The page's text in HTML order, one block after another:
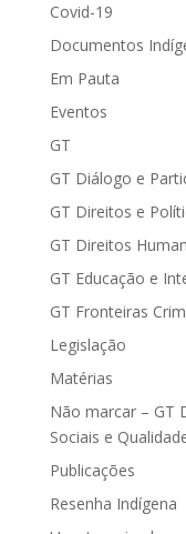
Covid-19
Documentos
Em Pauta
Eventos
GT
GT Diálogo e
GT Direitos e
GT Direitos
GT Educação e
GT Fronteiras
Legislação
Matérias
Não marcar – GT
Sociais e
Publicações
Resenha Indígena